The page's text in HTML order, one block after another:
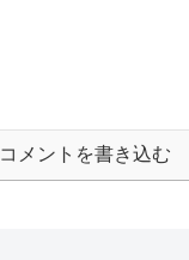
コメントを書き込む